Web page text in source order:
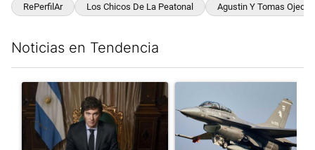
RePerfilAr Los Chicos De La Peatonal Agustin Y Tomas Ojeda
Noticias en Tendencia
Un artículo de tendencia con el título "Milei, listo para 'atajar'